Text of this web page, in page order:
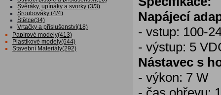
Svěráky, upínáky a svorky (3/3)
Šroubováky (4/4)
Štětce(34)
Vrtačky a příslušenství(18)
Papírové modely(413)
Plastikové modely(644)
Stavební Materiály(292)
Napájecí
- vstup: 100-
- výstup: 5
Nástavec s
- výkon: 7 W